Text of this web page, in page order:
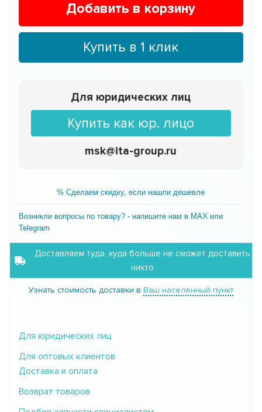
Добавить в корзину
Купить в 1 клик
Для юридических лиц
Купить как юр. лицо
msk@ita-group.ru
% Сделаем скидку, если нашли дешевле
Возникли вопросы по товару? - напишите нам в MAX или
Telegram
Доставляем туда, куда больше не сможет доставить
никто
Узнать стоимость доставки в Ваш населенный пункт
Для юридических лиц
Для оптовых клиентов
Доставка и оплата
Возврат товаров